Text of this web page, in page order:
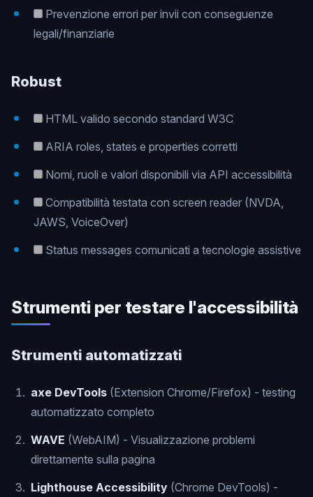
Prevenzione errori per invii con conseguenze
legali/finanziarie
Robust
HTML valido secondo standard W3C
ARIA roles, states e properties corretti
Nomi, ruoli e valori disponibili via API accessibilità
Compatibilità testata con screen reader (NVDA,
JAWS, VoiceOver)
Status messages comunicati a tecnologie assistive
Strumenti per testare l'accessibilità
Strumenti automatizzati
axe DevTools (Extension Chrome/Firefox) - testing
automatizzato completo
WAVE (WebAIM) - Visualizzazione problemi
direttamente sulla pagina
Lighthouse Accessibility (Chrome DevTools) -